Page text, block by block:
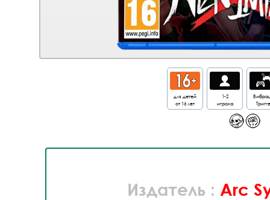
для детей
от 16 лет
1-2
игрока
Издатель : Arc